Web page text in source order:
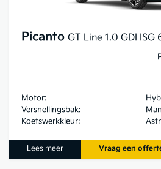
Picanto GT Line 1.0 GDI ISG
Motor:
Versnellingsbak:
Koetswerkkleur:
Lees meer Vraag een